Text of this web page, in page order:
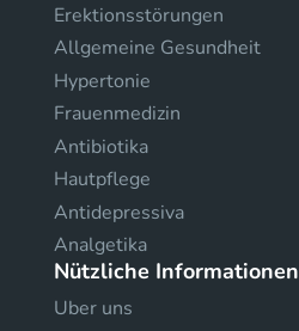
Erektionsstörungen
Allgemeine Gesundheit
Hypertonie
Frauenmedizin
Antibiotika
Hautpflege
Antidepressiva
Analgetika
Nützliche Informationen
Uber uns